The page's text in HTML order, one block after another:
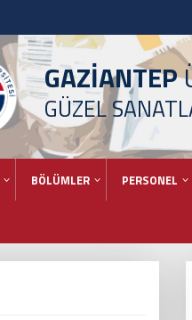
GAZİANTEP
GÜZEL
BÖLÜMLER PERSONEL